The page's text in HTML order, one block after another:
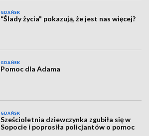
GDAŃSK
“Ślady życia" pokazują, że jest nas więcej?
GDAŃSK
Pomoc dla Adama
GDAŃSK
Sześcioletnia dziewczynka zgubiła się w
Sopocie i poprosiła policjantów o pomoc